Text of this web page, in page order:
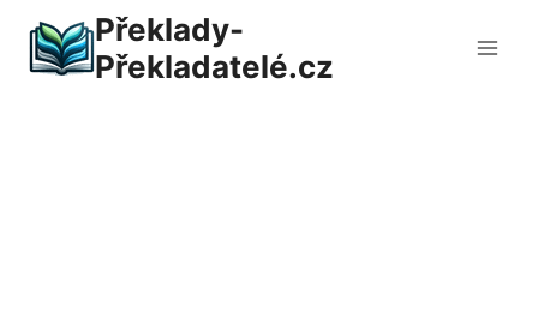
obsah
Překlady-
Překladatelé.cz